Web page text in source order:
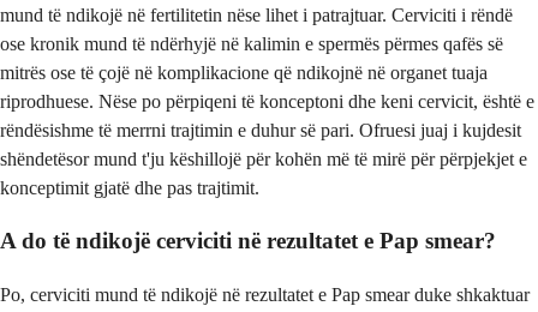
mund të ndikojë në fertilitetin nëse lihet i patrajtuar. Cerviciti i rëndë
ose kronik mund të ndërhyjë në kalimin e spermës përmes qafës së
mitrës ose të çojë në komplikacione që ndikojnë në organet tuaja
riprodhuese. Nëse po përpiqeni të konceptoni dhe keni cervicit, është e
rëndësishme të merrni trajtimin e duhur së pari. Ofruesi juaj i kujdesit
shëndetësor mund t'ju këshillojë për kohën më të mirë për përpjekjet e
konceptimit gjatë dhe pas trajtimit.
A do të ndikojë cerviciti në rezultatet e Pap smear?
Po, cerviciti mund të ndikojë në rezultatet e Pap smear duke shkaktuar